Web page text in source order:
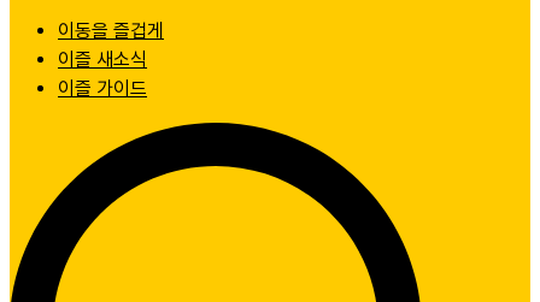
이동을 즐겁게
이즐 새소식
이즐 가이드